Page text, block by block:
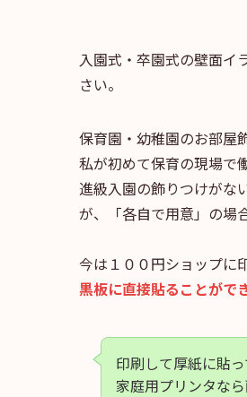
入園式・卒園式の壁面イ
さい。
保育園・幼稚園のお部屋
私が初めて保育の現場で
進級入園の飾りつけがな
が、「各自で用意」の場
今は１００円ショップに
黒板に直接貼ることがで
印刷して厚紙に貼
家庭用プリンタな